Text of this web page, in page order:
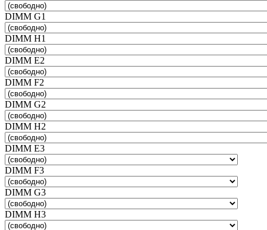
DIMM G1
DIMM H1
DIMM E2
DIMM F2
DIMM G2
DIMM H2
DIMM E3
DIMM F3
DIMM G3
DIMM H3